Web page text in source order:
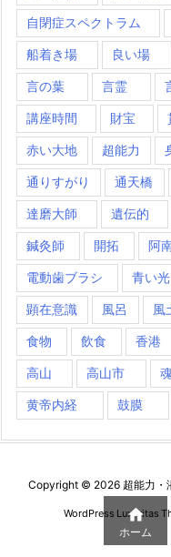
自閉症スペクトラム
船着き場 良い場
言の葉 言霊
講座時間 財宝
赤い大地 超能力
通りすがり 通天橋
達磨大師 遺伝的
鍼灸師 開拓 阿
電動歯ブラシ 青い光
顕在意識 風呂 風
食物 飲食 香港
高山 高山市
黄帝内経 鼓膜
Copyright © 2026 超能力・
WordPress Luxeritas

ホーム